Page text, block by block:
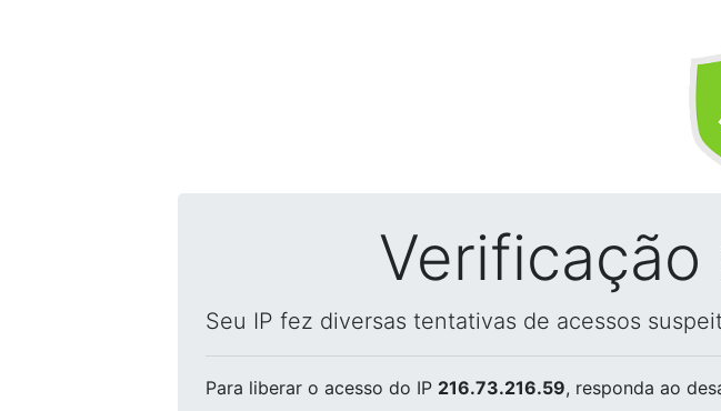
Seu IP fez diversas tentativas de acessos
Para liberar o acesso do IP 216.73.216.59, responda ao